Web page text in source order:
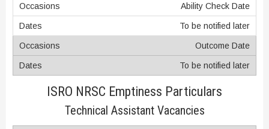
Ability Check Date
To be notified later
Outcome Date
To be notified later
ISRO NRSC Emptiness Particulars
Technical Assistant Vacancies